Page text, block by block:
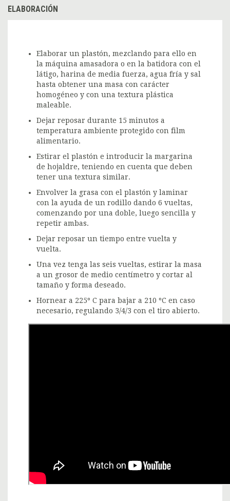
ELABORACIÓN
Elaborar un plastón, mezclando para ello en
la máquina amasadora o en la batidora con el
látigo, harina de media fuerza, agua fría y sal
hasta obtener una masa con carácter
homogéneo y con una textura plástica
maleable.
Dejar reposar durante 15 minutos a
temperatura ambiente protegido con film
alimentario.
Estirar el plastón e introducir la margarina
de hojaldre, teniendo en cuenta que deben
tener una textura similar.
Envolver la grasa con el plastón y laminar
con la ayuda de un rodillo dando 6 vueltas,
comenzando por una doble, luego sencilla y
repetir ambas.
Dejar reposar un tiempo entre vuelta y
vuelta.
Una vez tenga las seis vueltas, estirar la masa
a un grosor de medio centímetro y cortar al
tamaño y forma deseado.
Hornear a 225º C para bajar a 210 ºC en caso
necesario, regulando 3/4/3 con el tiro abierto.